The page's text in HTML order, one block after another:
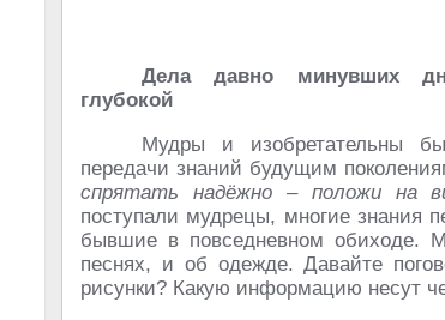
Дела давно минувших
глубокой
Мудры и изобретательны
передачи знаний будущим
спрятать надёжно – положи на
поступали мудрецы, многие знания
бывшие в повседневном обиходе.
песнях, и об одежде. Давайте
рисунки? Какую информацию несут